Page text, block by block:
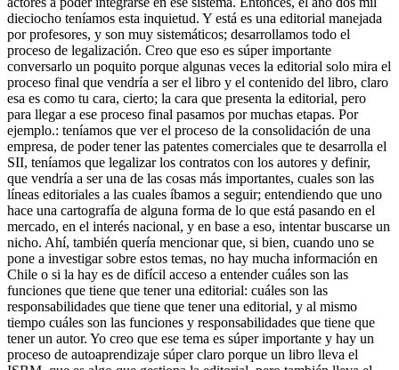
dieciocho teníamos esta inquietud. Y está es una editorial manejada
por profesores, y son muy sistemáticos; desarrollamos todo el
proceso de legalización. Creo que eso es súper importante
conversarlo un poquito porque algunas veces la editorial solo mira el
proceso final que vendría a ser el libro y el contenido del libro, claro
esa es como tu cara, cierto; la cara que presenta la editorial, pero
para llegar a ese proceso final pasamos por muchas etapas. Por
ejemplo.: teníamos que ver el proceso de la consolidación de una
empresa, de poder tener las patentes comerciales que te desarrolla el
SII, teníamos que legalizar los contratos con los autores y definir,
que vendría a ser una de las cosas más importantes, cuales son las
líneas editoriales a las cuales íbamos a seguir; entendiendo que uno
hace una cartografía de alguna forma de lo que está pasando en el
mercado, en el interés nacional, y en base a eso, intentar buscarse un
nicho. Ahí, también quería mencionar que, si bien, cuando uno se
pone a investigar sobre estos temas, no hay mucha información en
Chile o si la hay es de difícil acceso a entender cuáles son las
funciones que tiene que tener una editorial: cuáles son las
responsabilidades que tiene que tener una editorial, y al mismo
tiempo cuáles son las funciones y responsabilidades que tiene que
tener un autor. Yo creo que ese tema es súper importante y hay un
proceso de autoaprendizaje súper claro porque un libro lleva el